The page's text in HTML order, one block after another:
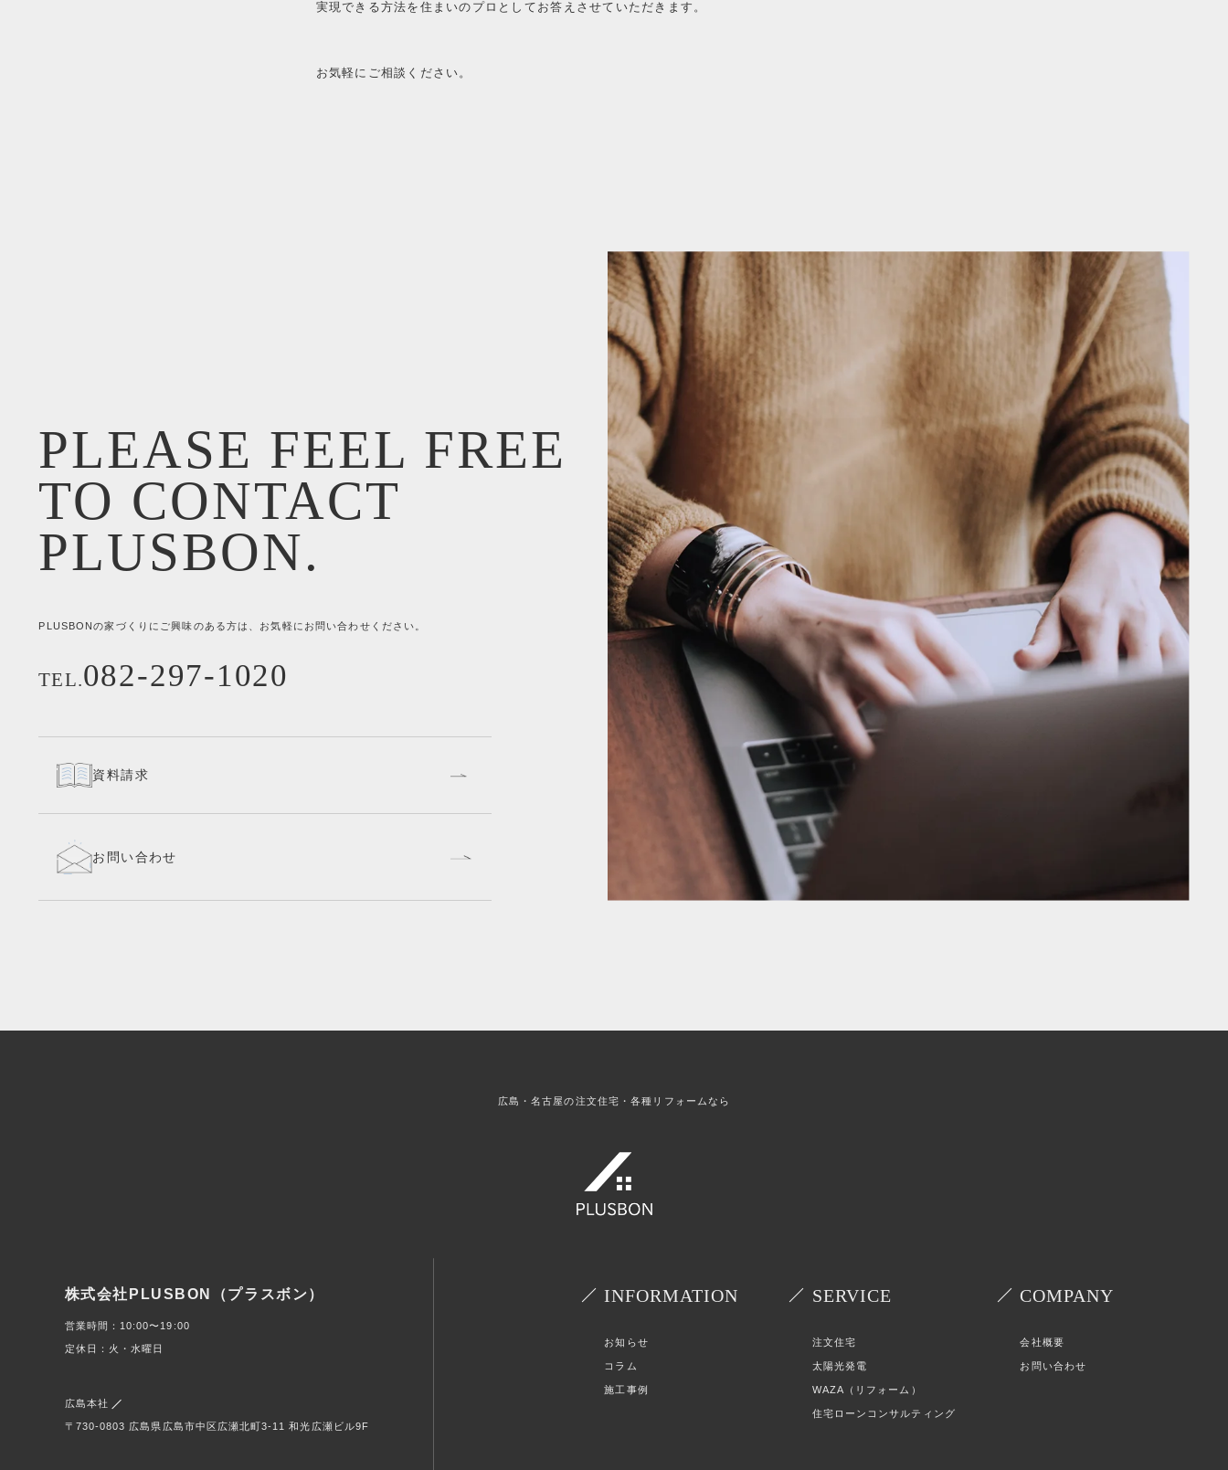
実現できる方法を住まいのプロとしてお答えさせていただきます。
お気軽にご相談ください。
PLEASE FEEL FREE
TO CONTACT
PLUSBON.
PLUSBONの家づくりにご興味のある方は、お気軽にお問い合わせください。
TEL.082-297-1020
資料請求
お問い合わせ
広島・名古屋の注文住宅・各種リフォームなら
株式会社PLUSBON（プラスボン）
営業時間：10:00〜19:00
定休日：火・水曜日
広島本社
〒730-0803 広島県広島市中区広瀬北町3-11 和光広瀬ビル9F
INFORMATION
お知らせ
コラム
施工事例
SERVICE
注文住宅
太陽光発電
WAZA（リフォーム）
住宅ローンコンサルティング
COMPANY
会社概要
お問い合わせ